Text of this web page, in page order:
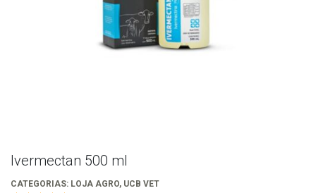
Ivermectan 500 ml
CATEGORIAS: LOJA AGRO, UCB VET